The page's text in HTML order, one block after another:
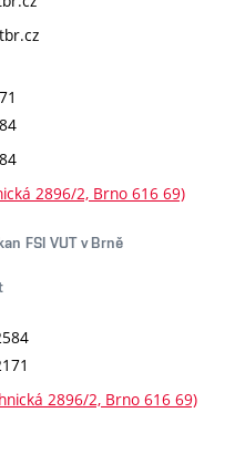
2896/2, Brno 616 69)
FSI VUT v Brně
2896/2, Brno 616 69)